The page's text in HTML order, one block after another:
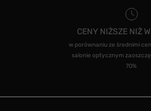
CENY NIŻSZE NIŻ
w porównaniu ze średnimi
salonie optycznym
70%